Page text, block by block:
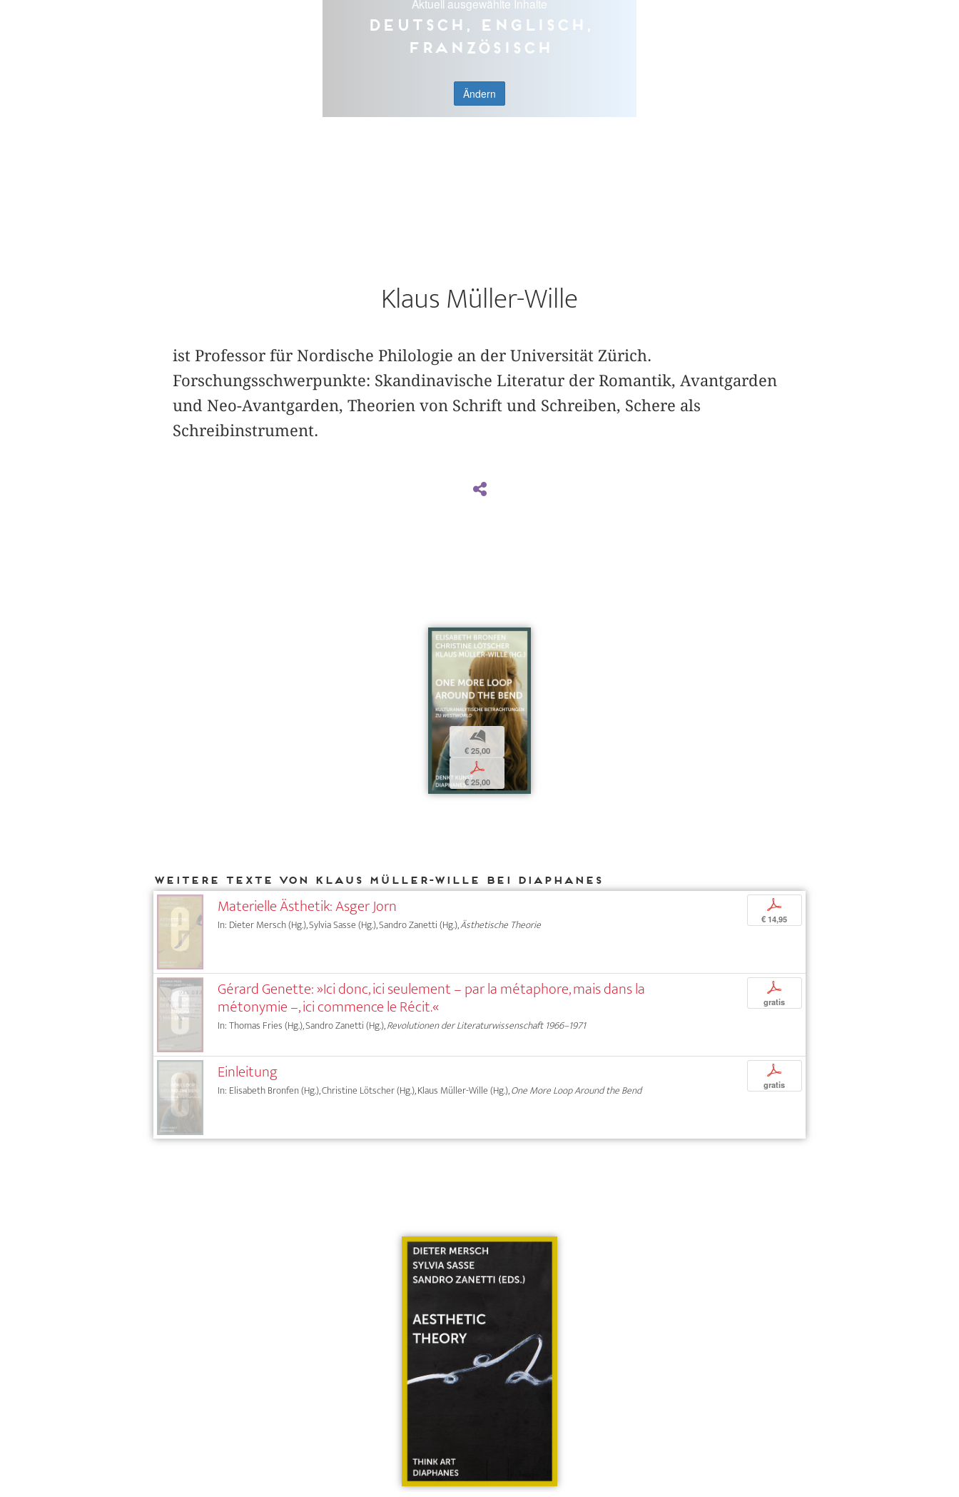
Aktuell ausgewählte Inhalte
Deutsch, Englisch,
Französisch
Ändern
Klaus Müller-Wille
ist Professor für Nordische Philologie an der Universität Zürich.
Forschungsschwerpunkte: Skandinavische Literatur der Romantik, Avantgarden
und Neo-Avantgarden, Theorien von Schrift und Schreiben, Schere als
Schreibinstrument.
b
€ 25,00
p
€ 25,00
Weitere Texte von Klaus Müller-Wille bei DIAPHANES
Materielle Ästhetik: Asger Jorn
In: Dieter Mersch (Hg.), Sylvia Sasse (Hg.), Sandro Zanetti (Hg.),Ästhetische Theorie
p
€ 14,95
Gérard Genette: »Ici donc, ici seulement – par la métaphore, mais dans la
métonymie –, ici commence le Récit.«
In: Thomas Fries (Hg.), Sandro Zanetti (Hg.),Revolutionen der Literaturwissenschaft 1966–1971
p
gratis
Einleitung
In: Elisabeth Bronfen (Hg.), Christine Lötscher (Hg.), Klaus Müller-Wille (Hg.),One More Loop Around the Bend
p
gratis